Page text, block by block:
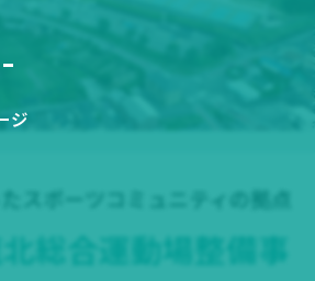
ンロード
覧
ジ
たスポーツコミュニティの拠点
総合運動場整備事